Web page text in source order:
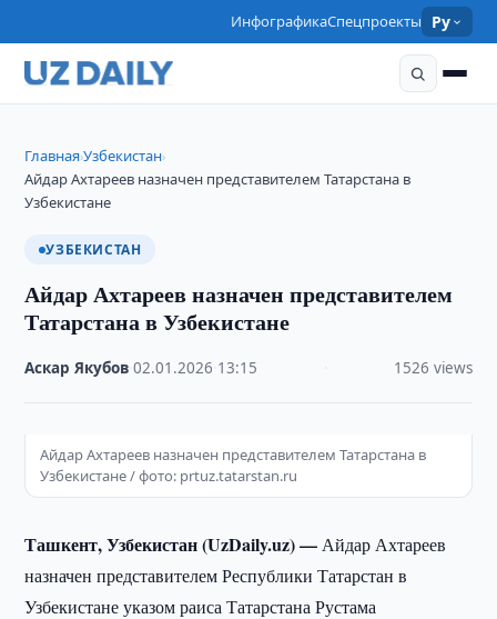
ИнфографикаСпецпроекты Ру
Главная›Узбекистан›
Айдар Ахтареев назначен представителем Татарстана в
Узбекистане
УЗБЕКИСТАН
Айдар Ахтареев назначен представителем
Татарстана в Узбекистане
Аскар Якубов ·02.01.2026 13:15 1526 views
Айдар Ахтареев назначен представителем Татарстана в
Узбекистане / фото: prtuz.tatarstan.ru
Ташкент, Узбекистан (UzDaily.uz) —Айдар Ахтареев
назначен представителем Республики Татарстан в
Узбекистане указом раиса Татарстана Рустама